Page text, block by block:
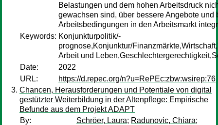
Belastungen und dem hohen Arbeitsdruck
gewachsen sind, über bessere Angebote und
Arbeitsbedingungen in den Arbeitsmarkt
Keywords: Konjunkturpolitik/-
prognose,Konjunktur/
Arbeit und
Date:
2022
URL:
https://d.repec.org/n?u=RePEc:zbw:wsirep:76
Chancen, Herausforderungen und Potentiale von digital
gestützter Weiterbildung in der Altenpflege: Empirische
Befunde aus dem Projekt ADAPT
By:
Schröer, Laura; Radunovic, Chiara;